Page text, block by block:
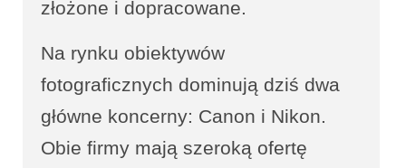
złożone i dopracowane.
Na rynku obiektywów
fotograficznych dominują dziś dwa
główne koncerny: Canon i Nikon.
Obie firmy mają szeroką ofertę